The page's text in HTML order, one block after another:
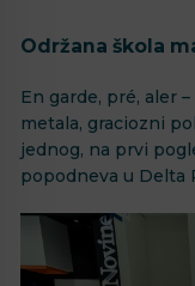
Održana škola
En garde, pré, aler
metala, graciozni
jednog, na prvi
popodneva u Delta